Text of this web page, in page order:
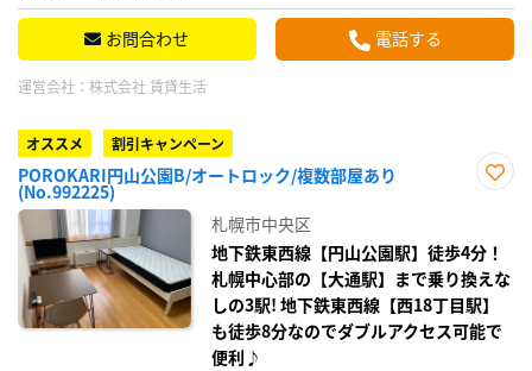
お問合わせ 電話する
運営会社： 株式会社 賃貸生活
オススメ 割引キャンペーン
POROKARI円山公園B/オートロック/複数部屋あり
(No.992225)
録
札幌市中央区
地下鉄東西線【円山公園駅】徒歩4分！
札幌中心部の【大通駅】まで乗り換えな
しの3駅! 地下鉄東西線【西18丁目駅】
も徒歩8分なのでダブルアクセス可能で
便利♪